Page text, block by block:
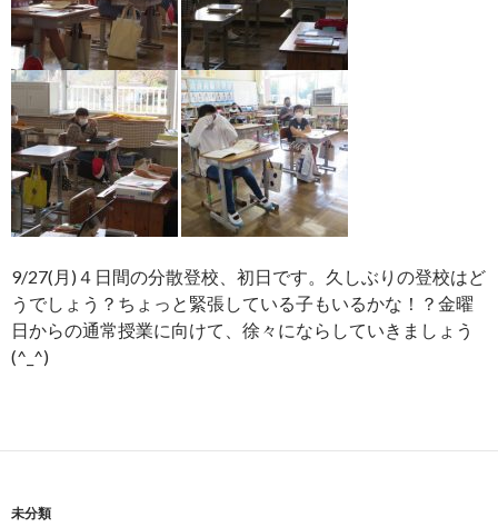
9/27(月)４日間の分散登校、初日です。久しぶりの登校はど
うでしょう？ちょっと緊張している子もいるかな！？金曜
日からの通常授業に向けて、徐々にならしていきましょう
(^_^)
未分類